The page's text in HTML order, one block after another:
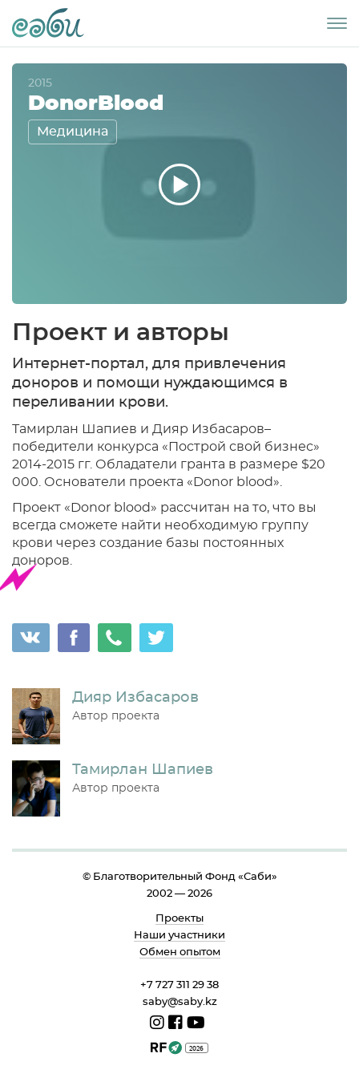
2015
DonorBlood
Медицина
Проект и авторы
Интернет-портал, для привлечения
доноров и помощи нуждающимся в
переливании крови.
Тамирлан Шапиев и Дияр Избасаров–
победители конкурса «Построй свой бизнес»
2014-2015 гг. Обладатели гранта в размере $20
000. Основатели проекта «Donor blood».
Проект «Donor blood» рассчитан на то, что вы
всегда сможете найти необходимую группу
крови через создание базы постоянных
доноров.
Дияр Избасаров
Автор проекта
Тамирлан Шапиев
Автор проекта
© Благотворительный Фонд «Cаби»
2002 — 2026
Проекты
Наши участники
Обмен опытом
+7 727 311 29 38
saby@saby.kz
2026